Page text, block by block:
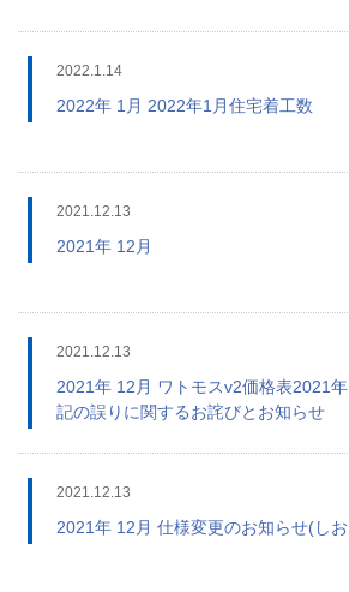
2022.1.14
2022年 1月 2022年1月住宅着工数
2021.12.13
2021年 12月
2021.12.13
2021年 12月 ワトモスv2価格表2021
記の誤りに関するお詫びとお知らせ
2021.12.13
2021年 12月 仕様変更のお知らせ(し